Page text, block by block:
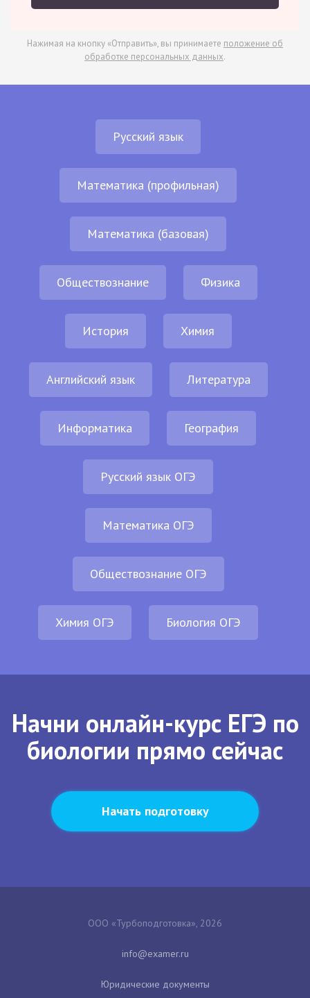
Нажимая на кнопку «Отправить», вы принимаете положение об
обработке персональных данных.
Русский язык
Математика (профильная)
Математика (базовая)
Обществознание Физика
История Химия
Английский язык Литература
Информатика География
Русский язык ОГЭ
Математика ОГЭ
Обществознание ОГЭ
Химия ОГЭ Биология ОГЭ
Начни онлайн-курс ЕГЭ по
биологии прямо сейчас
Начать подготовку
ООО «Турбоподготовка», 2026
Юридические документы